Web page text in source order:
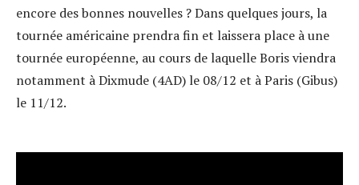
encore des bonnes nouvelles ? Dans quelques jours, la
tournée américaine prendra fin et laissera place à une
tournée européenne, au cours de laquelle Boris viendra
notamment à Dixmude (4AD) le 08/12 et à Paris (Gibus)
le 11/12.